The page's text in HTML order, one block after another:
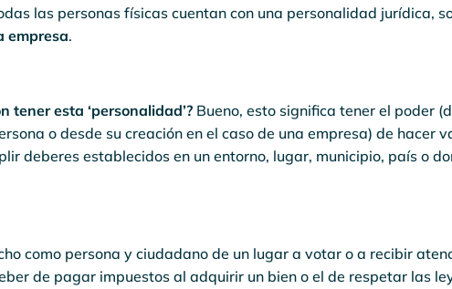
las personas físicas cuentan con una personalidad jurídica,
empresa.
tener esta ‘personalidad’? Bueno, esto significa tener el poder
o desde su creación en el caso de una empresa) de hacer
deberes establecidos en un entorno, lugar, municipio, país o
como persona y ciudadano de un lugar a votar o a recibir
de pagar impuestos al adquirir un bien o el de respetar las